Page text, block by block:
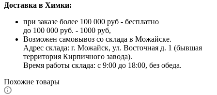
Доставка в Химки:
при заказе более 100 000 руб - бесплатно
до 100 000 руб. - 1000 руб,
Возможен самовывоз со склада в Можайске.
Адрес склада: г. Можайск, ул. Восточная д. 1 (бывшая
территория Кирпичного завода).
Время работы склада: с 9:00 до 18:00, без обеда.
Похожие товары